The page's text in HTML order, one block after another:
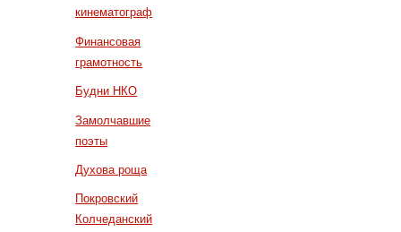
кинематограф
Финансовая
грамотность
Будни НКО
Замолчавшие
поэты
Духова роща
Покровский
Колчеданский